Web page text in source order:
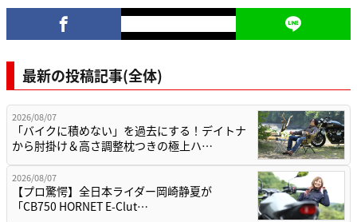
最新の投稿記事(全体)
2026/08/07
「バイクに積めない」を過去にする！デイトナ
から肘掛け＆高さ調整枕つきの極上ハ…
2026/08/07
【プロ驚愕】全日本ライダー岡崎静夏が
「CB750 HORNET E-Clut…